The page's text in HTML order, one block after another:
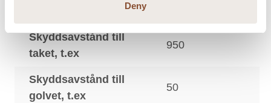
Deny
främre fotbräda, t.ex
Skyddsavstånd till
taket, t.ex
950
Skyddsavstånd till
golvet, t.ex
50